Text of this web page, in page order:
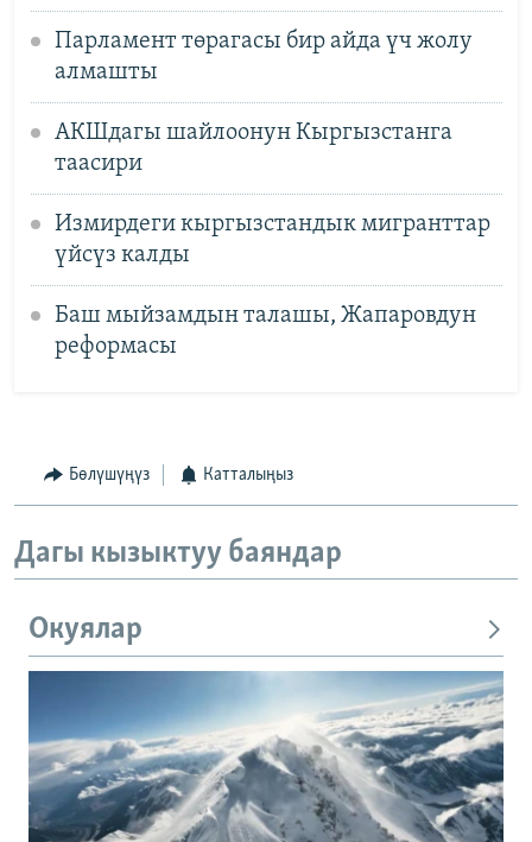
Парламент төрагасы бир айда үч жолу
алмашты
АКШдагы шайлоонун Кыргызстанга
таасири
Измирдеги кыргызстандык мигранттар
үйсүз калды
Баш мыйзамдын талашы, Жапаровдун
реформасы
Бөлүшүңүз Катталыңыз
Дагы кызыктуу баяндар
Окуялар